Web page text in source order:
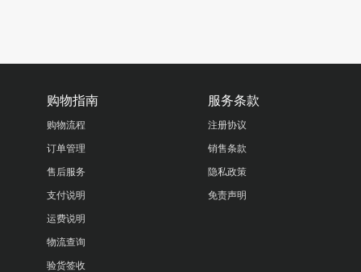
购物指南
购物流程
订单管理
售后服务
支付说明
运费说明
物流查询
验货签收
服务条款
注册协议
销售条款
隐私政策
免责声明